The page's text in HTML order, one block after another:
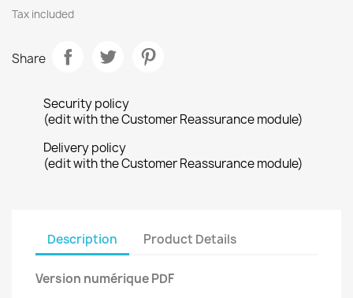
Tax included
Share
Security policy
(edit with the Customer Reassurance module)
Delivery policy
(edit with the Customer Reassurance module)
Description Product Details
Version numérique PDF